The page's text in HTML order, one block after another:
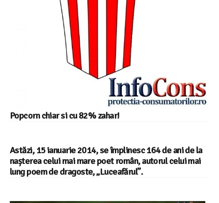
Popcorn chiar si cu 82% zahar!
Astăzi, 15 ianuarie 2014, se împlinesc 164 de ani de la
nașterea celui mai mare poet român, autorul celui mai
lung poem de dragoste, „Luceafărul”.